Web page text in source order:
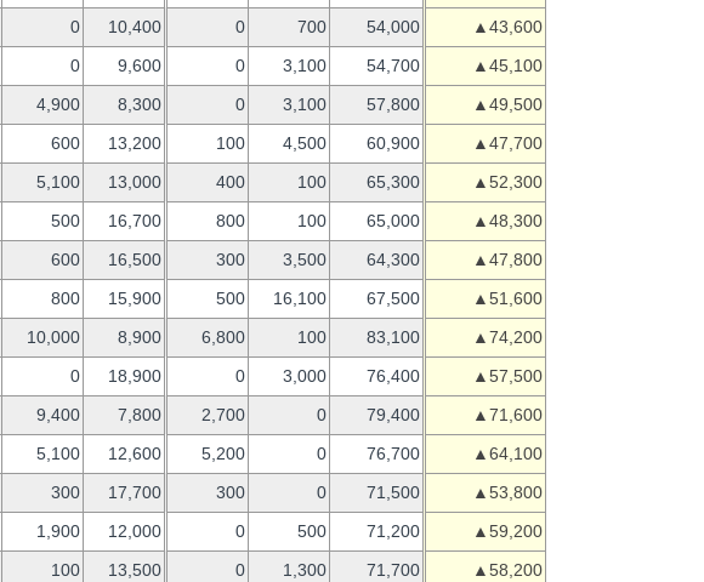
0 10,400 0 700 54,000
▲43,600
0 9,600 0 3,100 54,700
▲45,100
4,900 8,300 0 3,100 57,800
▲49,500
600 13,200 100 4,500 60,900
▲47,700
5,100 13,000 400 100 65,300
▲52,300
500 16,700 800 100 65,000
▲48,300
600 16,500 300 3,500 64,300
▲47,800
800 15,900 500 16,100 67,500
▲51,600
10,000 8,900 6,800 100 83,100
▲74,200
0 18,900 0 3,000 76,400
▲57,500
9,400 7,800 2,700 0 79,400
▲71,600
5,100 12,600 5,200 0 76,700
▲64,100
300 17,700 300 0 71,500
▲53,800
1,900 12,000 0 500 71,200
▲59,200
100 13,500 0 1,300 71,700
▲58,200